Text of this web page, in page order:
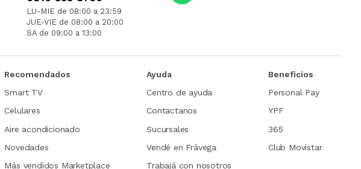
LU-MIE de 08:00 a 23:59
JUE-VIE de 08:00 a 20:00
SA de 09:00 a 13:00
Recomendados
Smart TV
Celulares
Aire acondicionado
Novedades
Más vendidos Marketplace
Ayuda
Centro de ayuda
Contactanos
Sucursales
Vendé en Frávega
Trabajá con nosotros
Beneficios
Personal Pay
YPF
365
Club Movistar